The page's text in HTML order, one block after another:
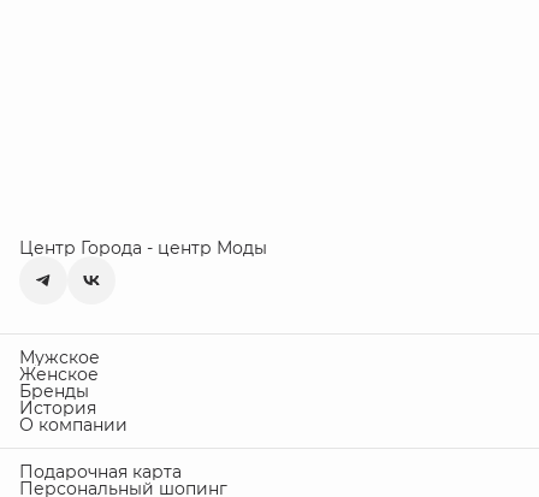
Центр Города - центр Моды
Мужское
Женское
Бренды
История
О компании
Подарочная карта
Персональный шопинг